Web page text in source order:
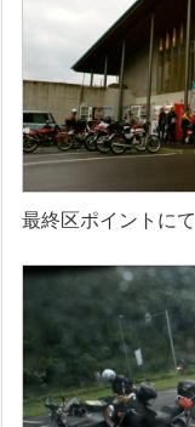
最終区ポイントにて